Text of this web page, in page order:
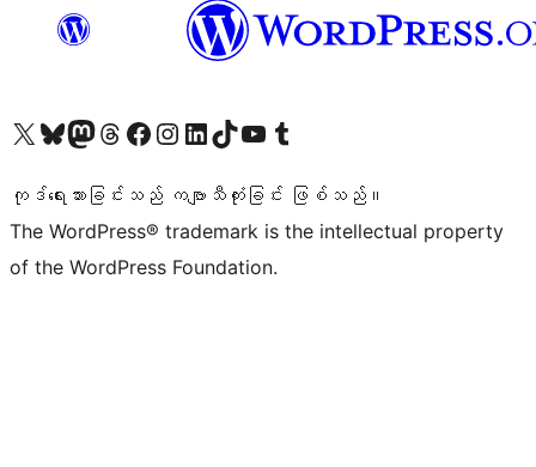
ကျွန်ုပ်တို့၏ X (ယခင် Twitter) အကောင့်သို့ သွားရောက်ကြည့်ရှုပါကျွန်ုပ်တို့၏ Bluesky အကောင့်သို့ ဝင်ရောက်ကြည့်ရှုရန်
ကျွန်ုပ်တို့၏ Mastodon အကောင့်သို့ သွားရောက်ကြည့်ရှုပါကျွန်ုပ်တို့၏ Threads အကောင့်သို့ ဝင်ရောက်ကြည့်ရှုရန်
ကျွန်ုပ်တို့၏ Facebook စာမျက်နှာသို့ သွားရောက်ကြည့်ရှုပါကျွန်ုပ်တို့၏ Instagram အကောင့်သို့ သွားရောက်ကြည့်ရှုပါ ကျွန်ုပ်တို့၏ LinkedIn အကောင့်သို့ သွားရောက်ကြည့်ရှုပါကျွန်ုပ်တို့၏ TikTok အကောင့်သို့ ဝင်ရောက်ကြည့်ရှုရန်
ကျွန်ုပ်တို့၏ YouTube ချန်နယ်သို့ သွားရောက်ကြည့်ရှုပါ ကျွန်ုပ်တို့၏ Tumblr အကောင့်သို့ ဝင်ရောက်ကြည့်ရှုရန်
ကုဒ်ရေးသားခြင်းသည် ကဗျာသီကုံးခြင်း ဖြစ်သည်။
The WordPress® trademark is the intellectual property
of the WordPress Foundation.